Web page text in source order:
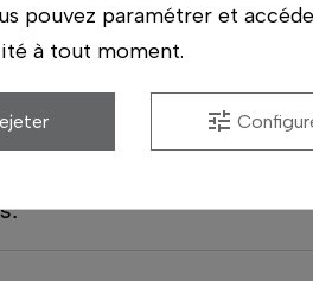
On vérifie avec vous
possible, et conseil par
pouvez paramétrer et
à tout moment.
tune